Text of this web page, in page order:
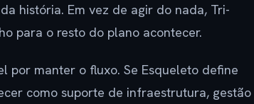
história. Em vez de agir do nada, Tri-
para o resto do plano acontecer.
por manter o fluxo. Se Esqueleto define
como suporte de infraestrutura, gestão